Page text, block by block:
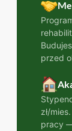
przed
zł/
pracy